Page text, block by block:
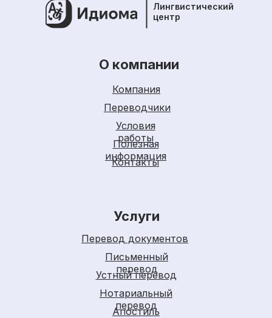
О компании
Лингвистический
центр
Компания
Перевод документов
Условия
работы
Устный перевод
Полезная
информация
Услуги
Контакты
Переводчики
Письменный
перевод
Нотариальный
перевод
Апостиль